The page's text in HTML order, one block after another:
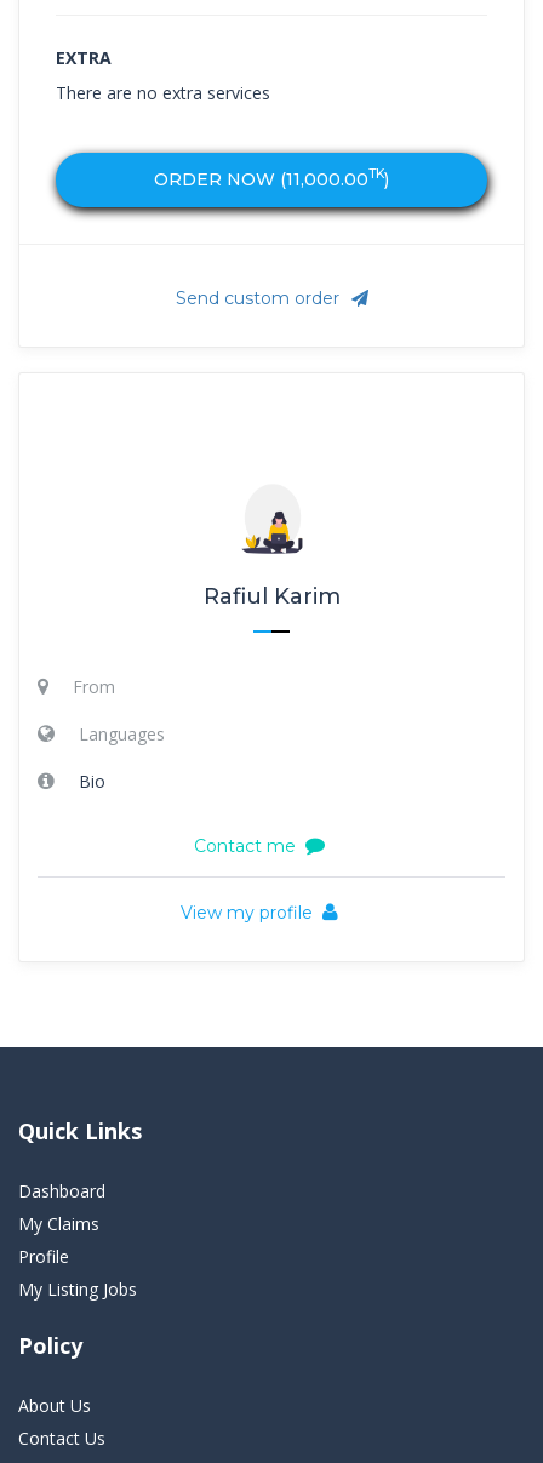
ORDER NOW (11,000.00TK)
EXTRA
There are no extra services
Send custom order
Rafiul Karim
From
Languages
Bio
Contact me
View my profile
Quick Links
Dashboard
My Claims
Profile
My Listing Jobs
Policy
About Us
Contact Us